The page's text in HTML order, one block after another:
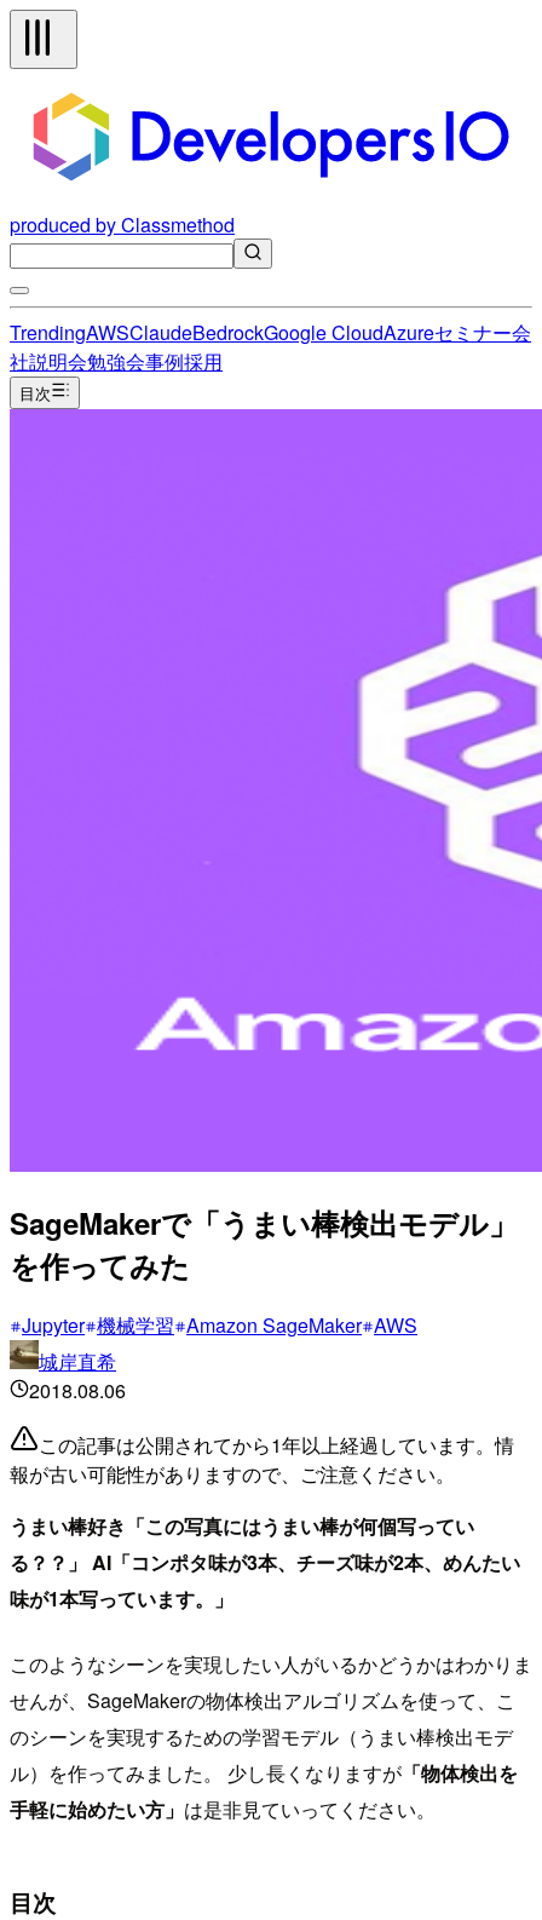
produced by Classmethod
TrendingAWSClaudeBedrockGoogle CloudAzureセミナー会
社説明会勉強会事例採用
目次
SageMakerで「うまい棒検出モデル」
を作ってみた
Jupyter 機械学習 Amazon SageMaker AWS
城岸直希
2018.08.06
この記事は公開されてから1年以上経過しています。情
報が古い可能性がありますので、ご注意ください。
うまい棒好き「この写真にはうまい棒が何個写ってい
る？？」 AI「コンポタ味が3本、チーズ味が2本、めんたい
味が1本写っています。」
このようなシーンを実現したい人がいるかどうかはわかりま
せんが、SageMakerの物体検出アルゴリズムを使って、こ
のシーンを実現するための学習モデル（うまい棒検出モデ
ル）を作ってみました。 少し長くなりますが 「物体検出を
手軽に始めたい方」 は是非見ていってください。
目次